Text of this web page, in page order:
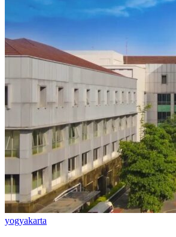
yogyakarta